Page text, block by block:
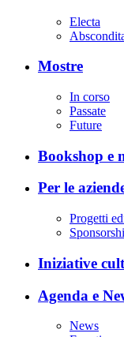
Electa
Mostre
In corso
Passate
Future
Bookshop e
Per le
Progetti
Iniziative
Agenda e
News